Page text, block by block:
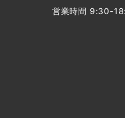
営業時間 9:30-